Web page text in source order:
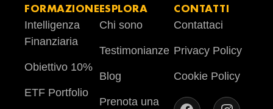
FORMAZIONE
Intelligenza
Finanziaria
Obiettivo 10%
ETF Portfolio
ESPLORA
Chi sono
Testimonianze
Blog
Prenota una
CONTATTI
Contattaci
Privacy Policy
Cookie Policy